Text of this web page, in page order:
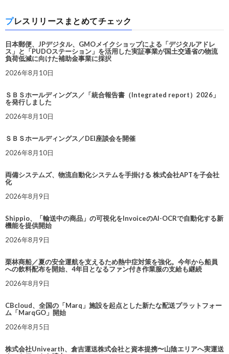
プレスリリースまとめてチェック
日本郵便、JPデジタル、GMOメイクショップによる「デジタルアドレ
ス」と「PUDOステーション」を活用した実証事業が国土交通省の物流
負荷低減に向けた補助金事業に採択
2026年8月10日
ＳＢＳホールディングス／「統合報告書（Integrated report）2026」
を発行しました
2026年8月10日
ＳＢＳホールディングス／DEI座談会を開催
2026年8月10日
両備システムズ、物流自動化システムを手掛ける 株式会社APTを子会社
化
2026年8月9日
Shippio、「輸送中の商品」の可視化をInvoiceのAI-OCRで自動化する新
機能を提供開始
2026年8月9日
栗林商船／夏の安全運航を支えるため熱中症対策を強化。今年から船員
への飲料配布を開始、4年目となるファン付き作業服の支給も継続
2026年8月9日
CBcloud、全国の「Marq」施設を起点とした新たな配送プラットフォー
ム「MarqGO」開始
2026年8月5日
株式会社Univearth、倉吉運送株式会社と資本提携〜山陰エリアへ実運送